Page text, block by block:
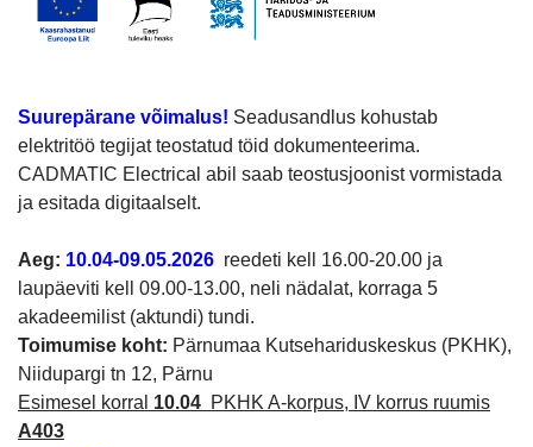
Suurepärane võimalus! Seadusandlus kohustab
elektritöö tegijat teostatud töid dokumenteerima.
CADMATIC Electrical abil saab teostusjoonist vormistada
ja esitada digitaalselt.
Aeg: 10.04-09.05.2026 reedeti kell 16.00-20.00 ja
laupäeviti kell 09.00-13.00, neli nädalat, korraga 5
akadeemilist (aktundi) tundi.
Toimumise koht: Pärnumaa Kutsehariduskeskus (PKHK),
Niidupargi tn 12, Pärnu
Esimesel korral 10.04 PKHK A-korpus, IV korrus ruumis
A403